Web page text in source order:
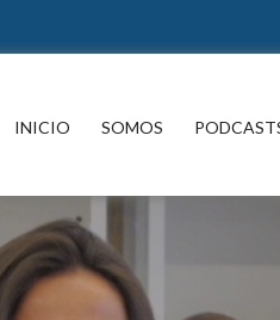
INICIO SOMOS PODCASTS
y continúe
de la noticia y del que hacer
e internacional que están marcando
pauta en las más diversas áreas del
conocimiento.
Contenidos editoriales, periodísticos
culturales en múltiples disciplinas.